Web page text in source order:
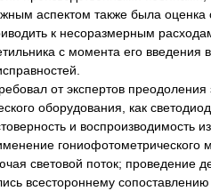
аспектом также была оценка
к несоразмерным
с момента его
от экспертов
оборудования, как
и
световой поток;
всестороннему